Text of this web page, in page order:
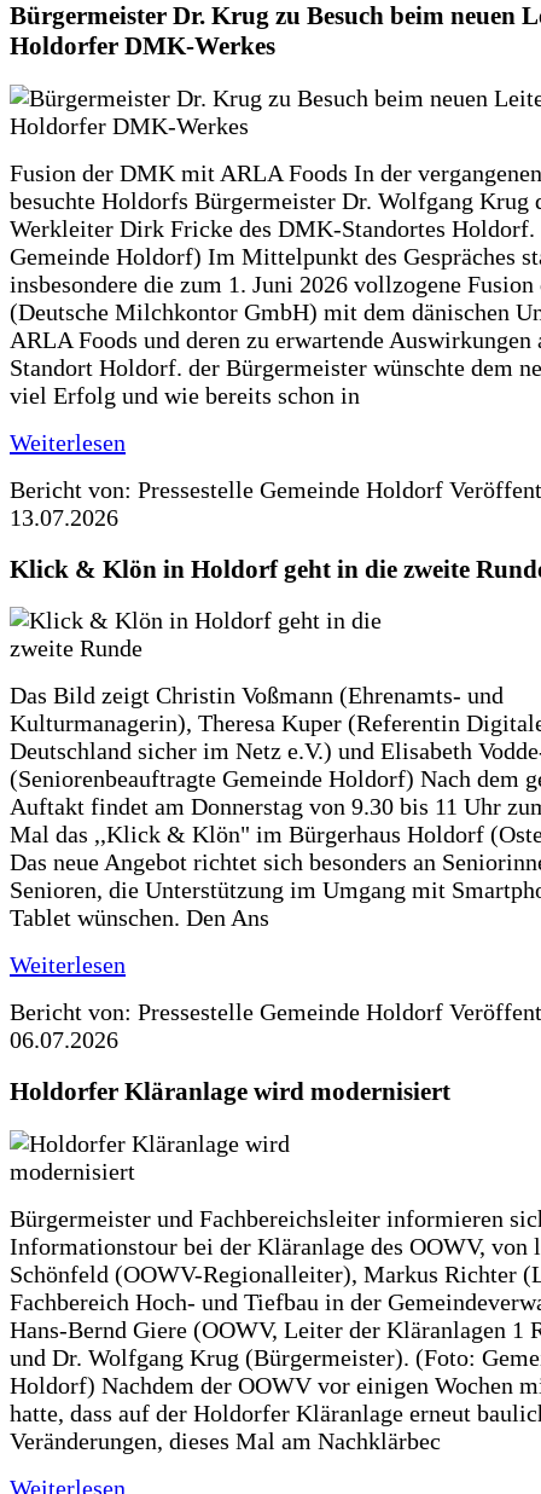
Bürgermeister Dr. Krug zu Besuch beim neuen
Holdorfer DMK-Werkes
Fusion der DMK mit ARLA Foods In der
besuchte Holdorfs Bürgermeister Dr. Wolfgang Krug
Werkleiter Dirk Fricke des DMK-Standortes Holdorf.
Gemeinde Holdorf) Im Mittelpunkt des Gespräches
insbesondere die zum 1. Juni 2026 vollzogene
(Deutsche Milchkontor GmbH) mit dem dänischen
ARLA Foods und deren zu erwartende Auswirkungen
Standort Holdorf. der Bürgermeister wünschte dem
viel Erfolg und wie bereits schon in
Weiterlesen
Bericht von: Pressestelle Gemeinde Holdorf
13.07.2026
Klick & Klön in Holdorf geht in die zweite
Das Bild zeigt Christin Voßmann (Ehrenamts- und
Kulturmanagerin), Theresa Kuper (Referentin
Deutschland sicher im Netz e.V.) und Elisabeth
(Seniorenbeauftragte Gemeinde Holdorf) Nach dem
Auftakt findet am Donnerstag von 9.30 bis 11 Uhr
Mal das ,,Klick & Klön" im Bürgerhaus Holdorf
Das neue Angebot richtet sich besonders an
Senioren, die Unterstützung im Umgang mit
Tablet wünschen. Den Ans
Weiterlesen
Bericht von: Pressestelle Gemeinde Holdorf
06.07.2026
Holdorfer Kläranlage wird modernisiert
Bürgermeister und Fachbereichsleiter informieren
Informationstour bei der Kläranlage des OOWV, von
Schönfeld (OOWV-Regionalleiter), Markus Richter
Fachbereich Hoch- und Tiefbau in der
Hans-Bernd Giere (OOWV, Leiter der Kläranlagen 1
und Dr. Wolfgang Krug (Bürgermeister). (Foto:
Holdorf) Nachdem der OOWV vor einigen Wochen
hatte, dass auf der Holdorfer Kläranlage erneut
Veränderungen, dieses Mal am Nachklärbec
Weiterlesen